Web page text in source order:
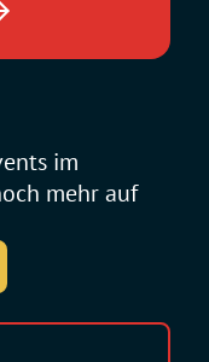
im
mehr auf